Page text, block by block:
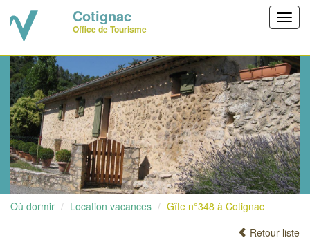
Cotignac
Office de Tourisme
Où dormir Location vacances
Gîte n°348 à Cotignac
Retour liste